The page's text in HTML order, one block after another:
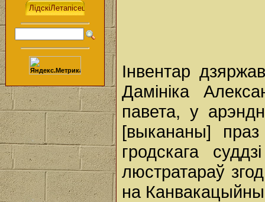
Інвентар
Дамініка
павета, у
[выкананы]
гродскага
люстратараў
на